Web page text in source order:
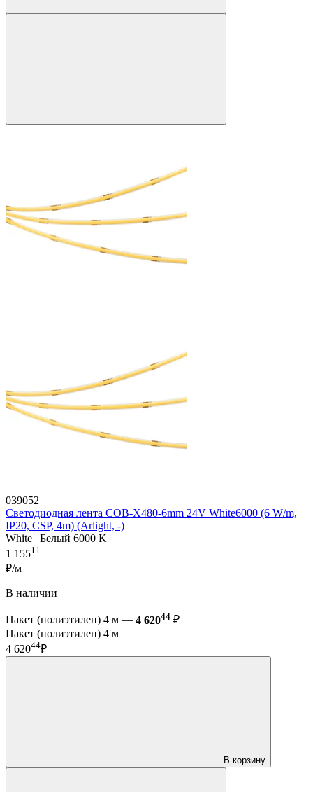
039052
Светодиодная лента COB-X480-6mm 24V White6000 (6 W/m,
IP20, CSP, 4m) (Arlight, -)
White | Белый 6000 K
1 15511
₽/м
В наличии
Пакет (полиэтилен) 4 м — 4 62044 ₽
Пакет (полиэтилен) 4 м
4 62044₽
В корзину